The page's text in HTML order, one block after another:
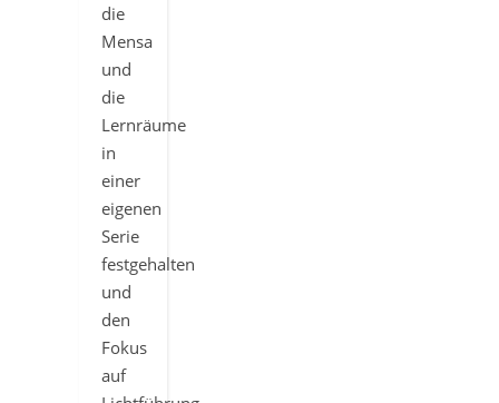
die
Mensa
und
die
Lernräume
in
einer
eigenen
Serie
festgehalten
und
den
Fokus
auf